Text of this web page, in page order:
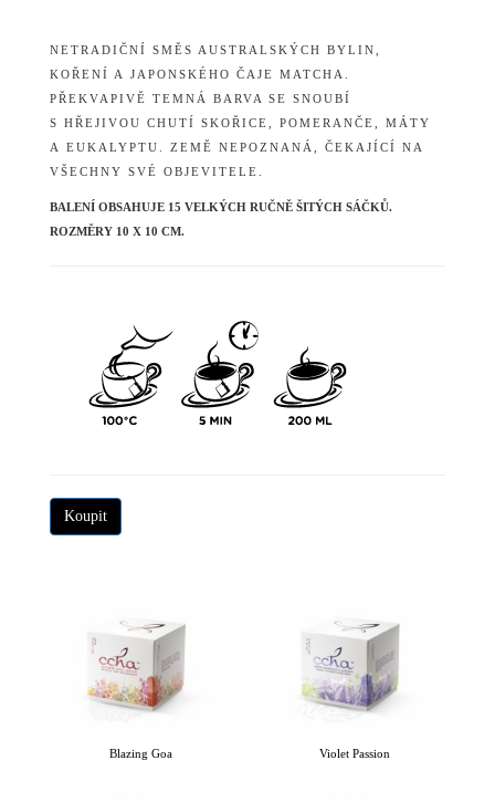
NETRADIČNÍ SMĚS AUSTRALSKÝCH BYLIN,
KOŘENÍ A JAPONSKÉHO ČAJE MATCHA.
PŘEKVAPIVĚ TEMNÁ BARVA SE SNOUBÍ
S HŘEJIVOU CHUTÍ SKOŘICE, POMERANČE, MÁTY
A EUKALYPTU. ZEMĚ NEPOZNANÁ, ČEKAJÍCÍ NA
VŠECHNY SVÉ OBJEVITELE.
BALENÍ OBSAHUJE 15 VELKÝCH RUČNĚ ŠITÝCH SÁČKŮ.
ROZMĚRY 10 X 10 CM.
Koupit
Blazing Goa Violet Passion